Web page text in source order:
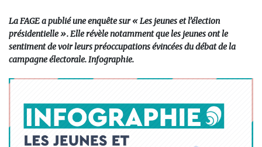
La FAGE a publié une enquête sur « Les jeunes et l’élection
présidentielle ». Elle révèle notamment que les jeunes ont le
sentiment de voir leurs préoccupations évincées du débat de la
campagne électorale. Infographie.